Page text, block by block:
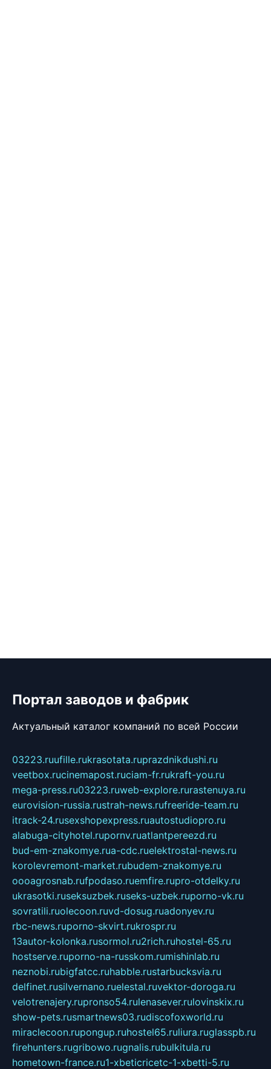
Портал заводов и фабрик
Актуальный каталог компаний по всей России
03223.ruufille.rukrasotata.ruprazdnikdushi.ru
veetbox.rucinemapost.ruciam-fr.rukraft-you.ru
mega-press.ru03223.ruweb-explore.rurastenuya.ru
eurovision-russia.rustrah-news.rufreeride-team.ru
itrack-24.rusexshopexpress.ruautostudiopro.ru
alabuga-cityhotel.rupornv.ruatlantpereezd.ru
bud-em-znakomye.rua-cdc.ruelektrostal-news.ru
korolevremont-market.rubudem-znakomye.ru
oooagrosnab.rufpodaso.ruemfire.rupro-otdelky.ru
ukrasotki.ruseksuzbek.ruseks-uzbek.ruporno-vk.ru
sovratili.ruolecoon.ruvd-dosug.ruadonyev.ru
rbc-news.ruporno-skvirt.rukrospr.ru
13autor-kolonka.rusormol.ru2rich.ruhostel-65.ru
hostserve.ruporno-na-russkom.rumishinlab.ru
neznobi.rubigfatcc.ruhabble.rustarbucksvia.ru
delfinet.rusilvernano.ruelestal.ruvektor-doroga.ru
velotrenajery.rupronso54.rulenasever.rulovinskix.ru
show-pets.rusmartnews03.rudiscofoxworld.ru
miraclecoon.rupongup.ruhostel65.ruliura.ruglasspb.ru
firehunters.rugribowo.rugnalis.rubulkitula.ru
hometown-france.ru1-xbeticricetc-1-xbetti-5.ru